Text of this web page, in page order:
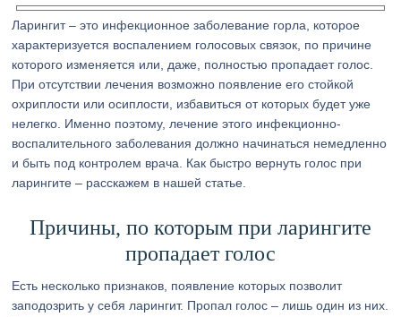
Ларингит – это инфекционное заболевание горла, которое
характеризуется воспалением голосовых связок, по причине
которого изменяется или, даже, полностью пропадает голос.
При отсутствии лечения возможно появление его стойкой
охриплости или осиплости, избавиться от которых будет уже
нелегко. Именно поэтому, лечение этого инфекционно-
воспалительного заболевания должно начинаться немедленно
и быть под контролем врача. Как быстро вернуть голос при
ларингите – расскажем в нашей статье.
Причины, по которым при ларингите
пропадает голос
Есть несколько признаков, появление которых позволит
заподозрить у себя ларингит. Пропал голос – лишь один из них.